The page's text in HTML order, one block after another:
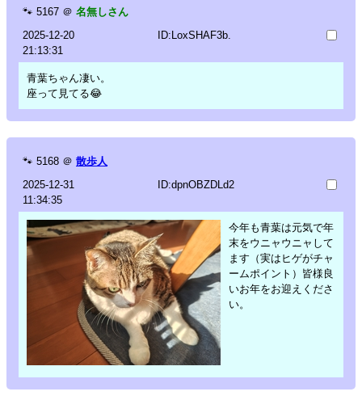
🐾 5167 ＠ 名無しさん
2025-12-20
21:13:31
ID:LoxSHAF3b.
青葉ちゃん凄い。
座って見てる😂
🐾 5168 ＠ 散歩人
2025-12-31
11:34:35
ID:dpnOBZDLd2
今年も青葉は元気で年
末をウニャウニャして
ます（実はヒゲがチャ
ームポイント）皆様良
いお年をお迎えくださ
い。